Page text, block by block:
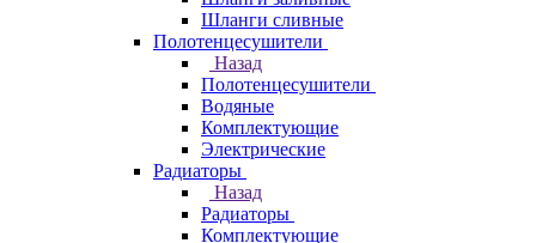
Шланги сливные
Полотенцесушители
Назад
Полотенцесушители
Водяные
Комплектующие
Электрические
Радиаторы
Назад
Радиаторы
Комплектующие